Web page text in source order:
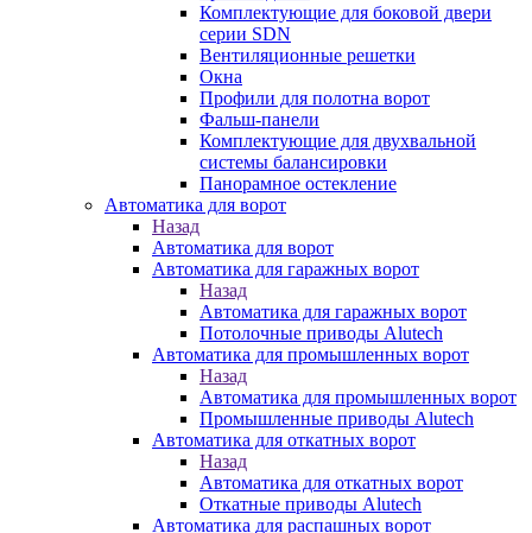
Комплектующие для боковой двери
серии SDN
Вентиляционные решетки
Окна
Профили для полотна ворот
Фальш-панели
Комплектующие для двухвальной
системы балансировки
Панорамное остекление
Автоматика для ворот
Назад
Автоматика для ворот
Автоматика для гаражных ворот
Назад
Автоматика для гаражных ворот
Потолочные приводы Alutech
Автоматика для промышленных ворот
Назад
Автоматика для промышленных ворот
Промышленные приводы Alutech
Автоматика для откатных ворот
Назад
Автоматика для откатных ворот
Откатные приводы Alutech
Автоматика для распашных ворот